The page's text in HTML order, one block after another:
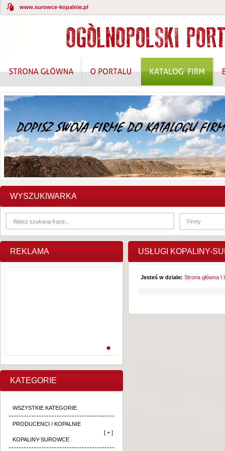
www.surowce-kopalnie.pl
WYSZUKIWARKA
REKLAMA
KATEGORIE
WSZYSTKIE KATEGORIE
PRODUCENCI / KOPALNIE
KOPALINY-SUROWCE
[ + ]
USŁUGI KOPALINY-
Jesteś w dziale: Strona główna \